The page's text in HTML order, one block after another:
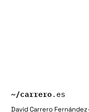
~/carrero.es
David Carrero